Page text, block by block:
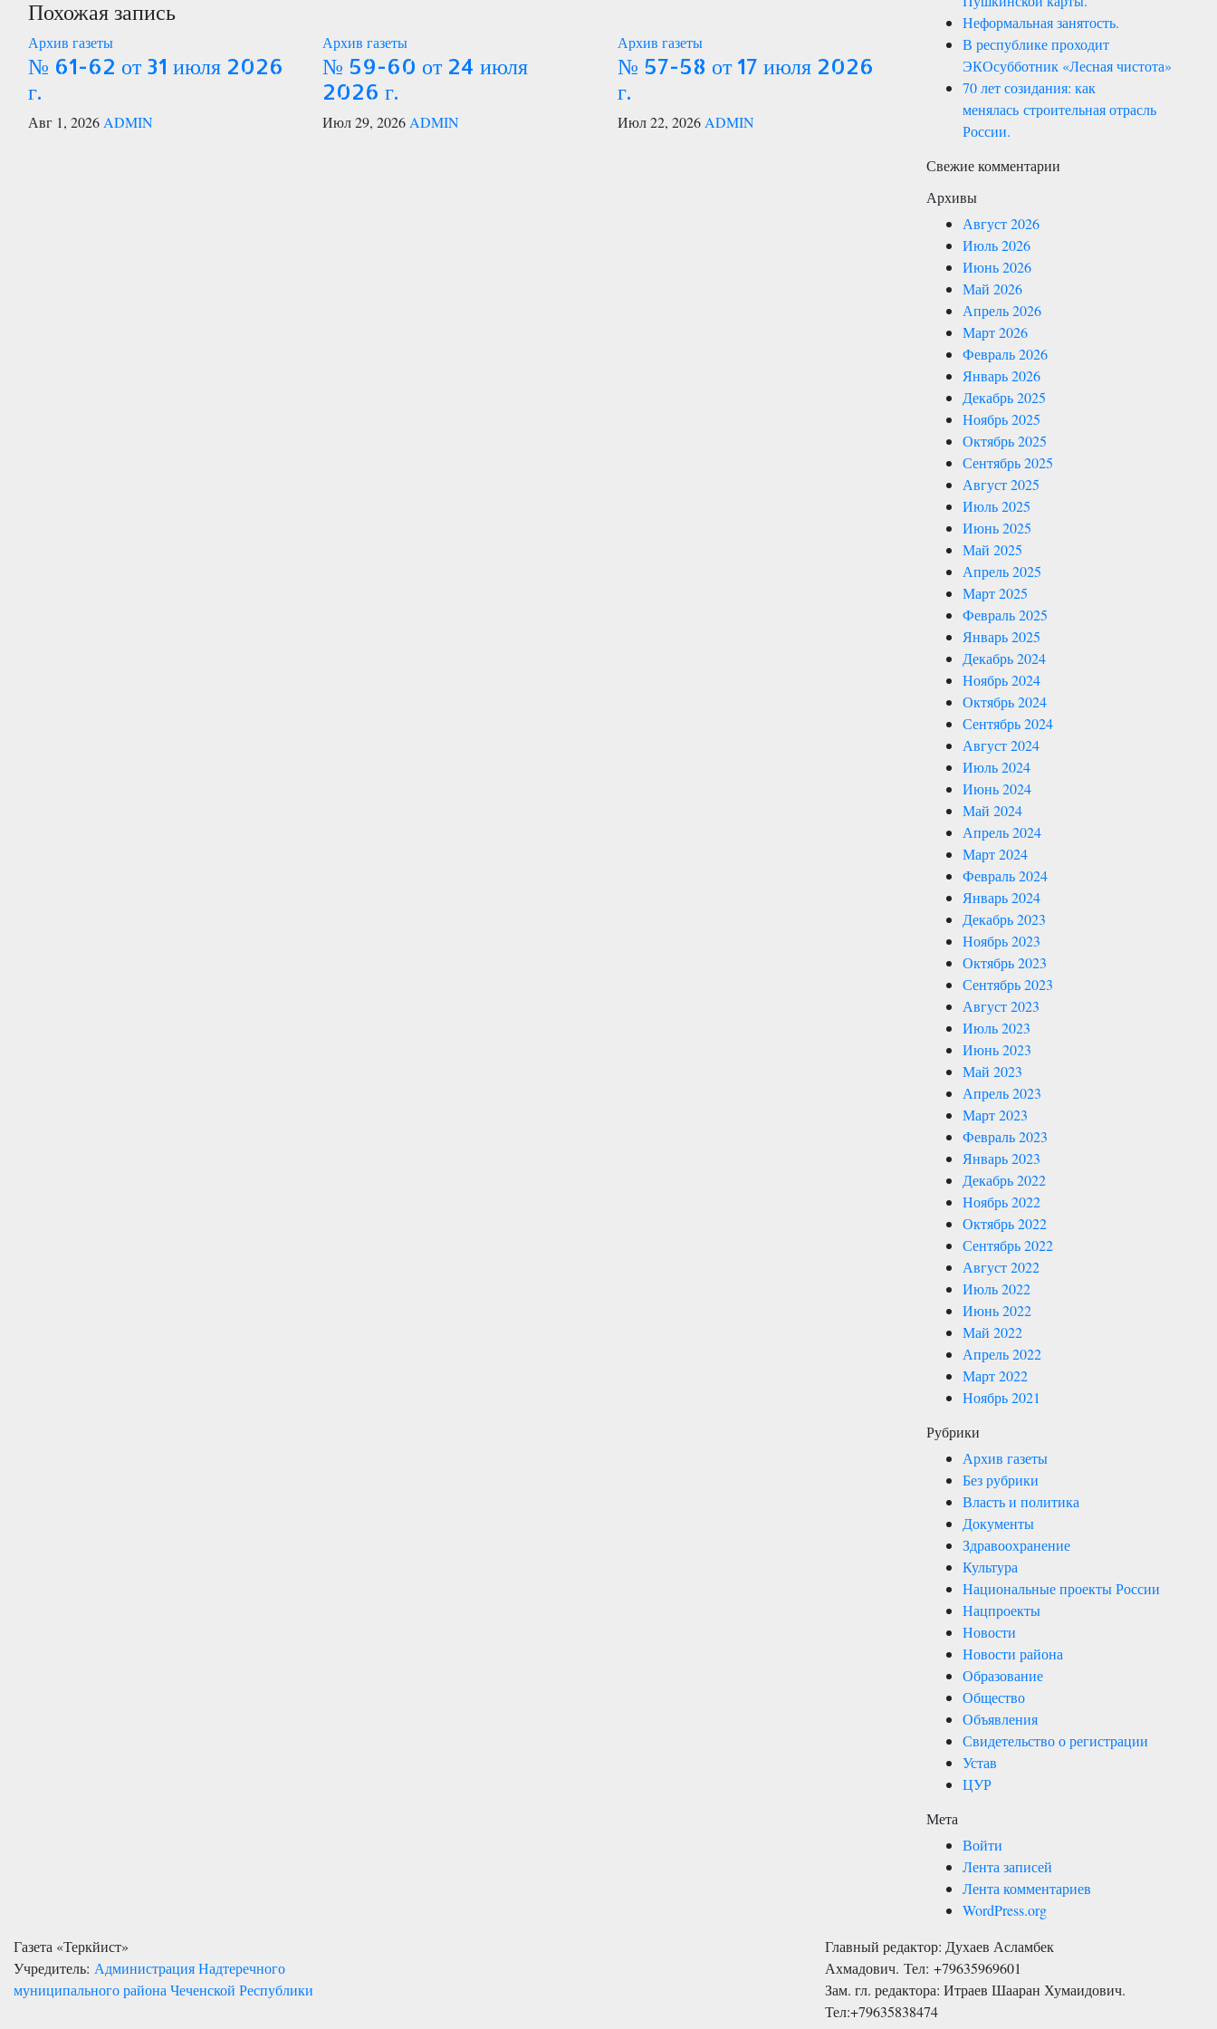
записям
Похожая запись
Архив газеты
№ 61-62 от 31 июля 2026
г.
Авг 1, 2026 ADMIN
Архив газеты
№ 59-60 от 24 июля
2026 г.
Июл 29, 2026 ADMIN
Архив газеты
№ 57-58 от 17 июля 2026
г.
Июл 22, 2026 ADMIN
Неформальная занятость.
В республике проходит
ЭКОсубботник «Лесная чистота»
70 лет созидания: как
менялась строительная отрасль
России.
Свежие комментарии
Архивы
Август 2026
Июль 2026
Июнь 2026
Май 2026
Апрель 2026
Март 2026
Февраль 2026
Январь 2026
Декабрь 2025
Ноябрь 2025
Октябрь 2025
Сентябрь 2025
Август 2025
Июль 2025
Июнь 2025
Май 2025
Апрель 2025
Март 2025
Февраль 2025
Январь 2025
Декабрь 2024
Ноябрь 2024
Октябрь 2024
Сентябрь 2024
Август 2024
Июль 2024
Июнь 2024
Май 2024
Апрель 2024
Март 2024
Февраль 2024
Январь 2024
Декабрь 2023
Ноябрь 2023
Октябрь 2023
Сентябрь 2023
Август 2023
Июль 2023
Июнь 2023
Май 2023
Апрель 2023
Март 2023
Февраль 2023
Январь 2023
Декабрь 2022
Ноябрь 2022
Октябрь 2022
Сентябрь 2022
Август 2022
Июль 2022
Июнь 2022
Май 2022
Апрель 2022
Март 2022
Ноябрь 2021
Рубрики
Архив газеты
Без рубрики
Власть и политика
Документы
Здравоохранение
Культура
Национальные проекты России
Нацпроекты
Новости
Новости района
Образование
Общество
Объявления
Свидетельство о регистрации
Устав
ЦУР
Мета
Войти
Лента записей
Лента комментариев
WordPress.org
Газета «Теркйист»
Учредитель: Администрация Надтеречного
муниципального района Чеченской Республики
Главный редактор: Духаев Асламбек
Ахмадович. Тел: +79635969601
Зам. гл. редактора: Итраев Шааран Хумаидович.
Тел:+79635838474